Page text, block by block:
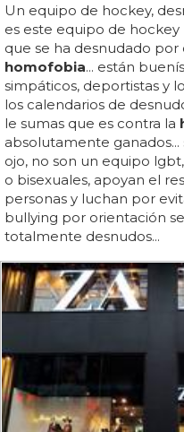
Un equipo de hockey,
es este equipo de
que se ha desnudado
homofobia... están
simpáticos, deportistas y
los calendarios de
le sumas que es contra la
absolutamente ganados...
ojo, no son un equipo
o bisexuales, apoyan el
personas y luchan por
bullying por orientación
totalmente desnudos...